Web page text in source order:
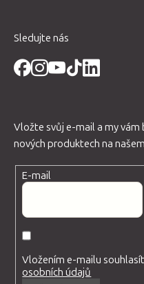
Sledujte nás
Vložte svůj e-mail a my
nových produktech na
E-mail
Vložením e-mailu
osobních údajů